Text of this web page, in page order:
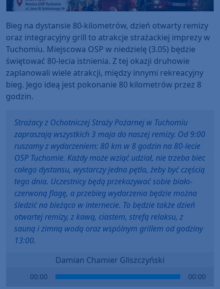
Bieg na dystansie 80-kilometrów, dzień otwarty remizy
oraz integracyjny grill to atrakcje strażackiej imprezy w
Tuchomiu. Miejscowa OSP w niedzielę (3.05) będzie
świętować 80-lecia istnienia. Z tej okazji druhowie
zaplanowali wiele atrakcji, między innymi rekreacyjny
bieg. Jego ideą jest pokonanie 80 kilometrów przez 8
godzin.
Strażacy z Ochotniczej Straży Pożarnej w Tuchomiu
zapraszają wszystkich 3 maja do naszej remizy. Od 9:00
ruszamy z wydarzeniem: 80 km w 8 godzin na 80-lecie
OSP Tuchomie. Każdy może wziąć udział, nie trzeba biec
całego dystansu, wystarczy jedna pętla, żeby być częścią
tego dnia. Uczestnicy będą przekazywać sobie biało-
czerwoną flagę, a przebieg wydarzenia będzie można
śledzić na bieżąco w internecie. To będzie także dzień
otwartej remizy, z kawą, ciastem, strefą relaksu, z
sauną i zimną wodą oraz wspólnym grillem od godziny
13:00.
Damian Chamier Gliszczyński
00:00 00:00